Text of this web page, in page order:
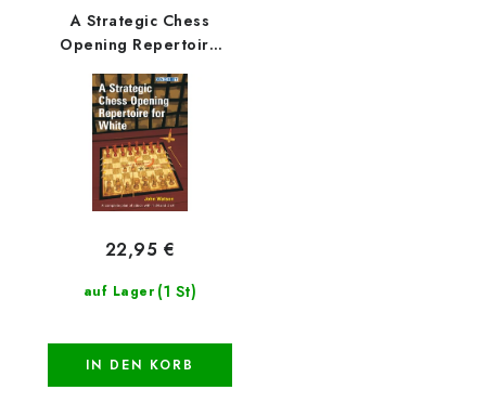
A Strategic Chess
Opening Repertoire
auf Lager (1 St)
22,95 €
IN DEN KORB